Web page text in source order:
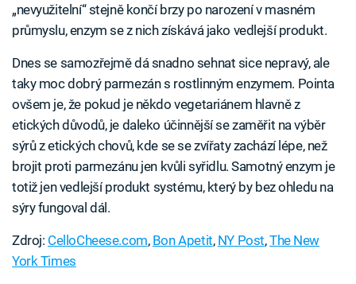
„nevyužitelní“ stejně končí brzy po narození v masném
průmyslu, enzym se z nich získává jako vedlejší produkt.
Dnes se samozřejmě dá snadno sehnat sice nepravý, ale
taky moc dobrý parmezán s rostlinným enzymem. Pointa
ovšem je, že pokud je někdo vegetariánem hlavně z
etických důvodů, je daleko účinnější se zaměřit na výběr
sýrů z etických chovů, kde se se zvířaty zachází lépe, než
brojit proti parmezánu jen kvůli syřidlu. Samotný enzym je
totiž jen vedlejší produkt systému, který by bez ohledu na
sýry fungoval dál.
Zdroj: CelloCheese.com, Bon Apetit, NY Post,The New
York Times